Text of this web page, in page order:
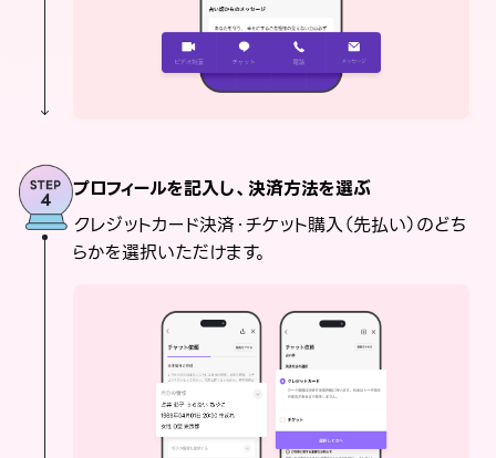
プロフィールを記入し、決済方法を選ぶ
クレジットカード決済・チケット購入（先払い）のどち
らかを選択いただけます。